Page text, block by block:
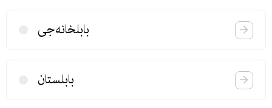
بابلخانه‌جی
بابلستان